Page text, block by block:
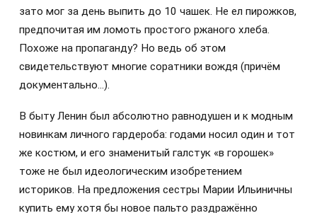
зато мог за день выпить до 10 чашек. Не ел пирожков,
предпочитая им ломоть простого ржаного хлеба.
Похоже на пропаганду? Но ведь об этом
свидетельствуют многие соратники вождя (причём
документально…).
В быту Ленин был абсолютно равнодушен и к модным
новинкам личного гардероба: годами носил один и тот
же костюм, и его знаменитый галстук «в горошек»
тоже не был идеологическим изобретением
историков. На предложения сестры Марии Ильиничны
купить ему хотя бы новое пальто раздражённо